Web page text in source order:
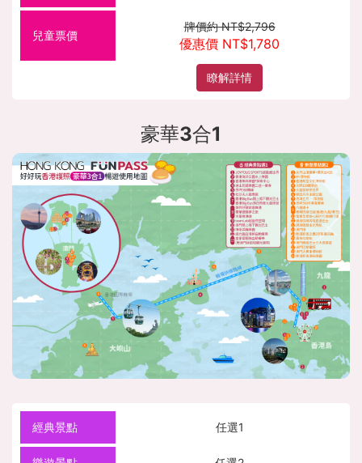
牌價約 NT$2,796
優惠價 NT$1,780
瞭解詳情
豪華3合1
任選1